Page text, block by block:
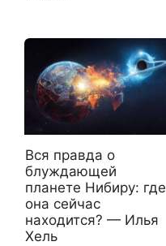
Вся правда о
блуждающей
планете Нибиру: где
она сейчас
находится? — Илья
Хель